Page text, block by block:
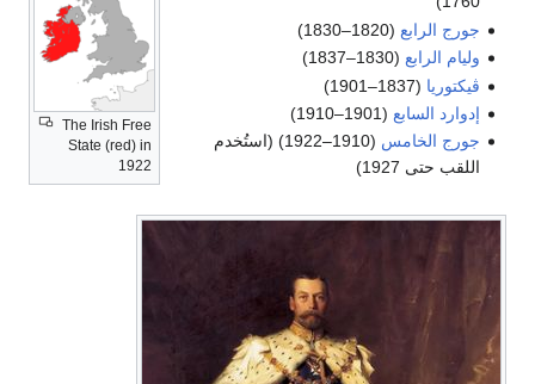
The Irish Free
State (red) in
1922
جورج الرابع (1820–1830)
وليام الرابع (1830–1837)
ڤيكتوريا (1837–1901)
إدوارد السابع (1901–1910)
جورج الخامس
(1910–1922) (استُخدم
اللقب حتى 1927)